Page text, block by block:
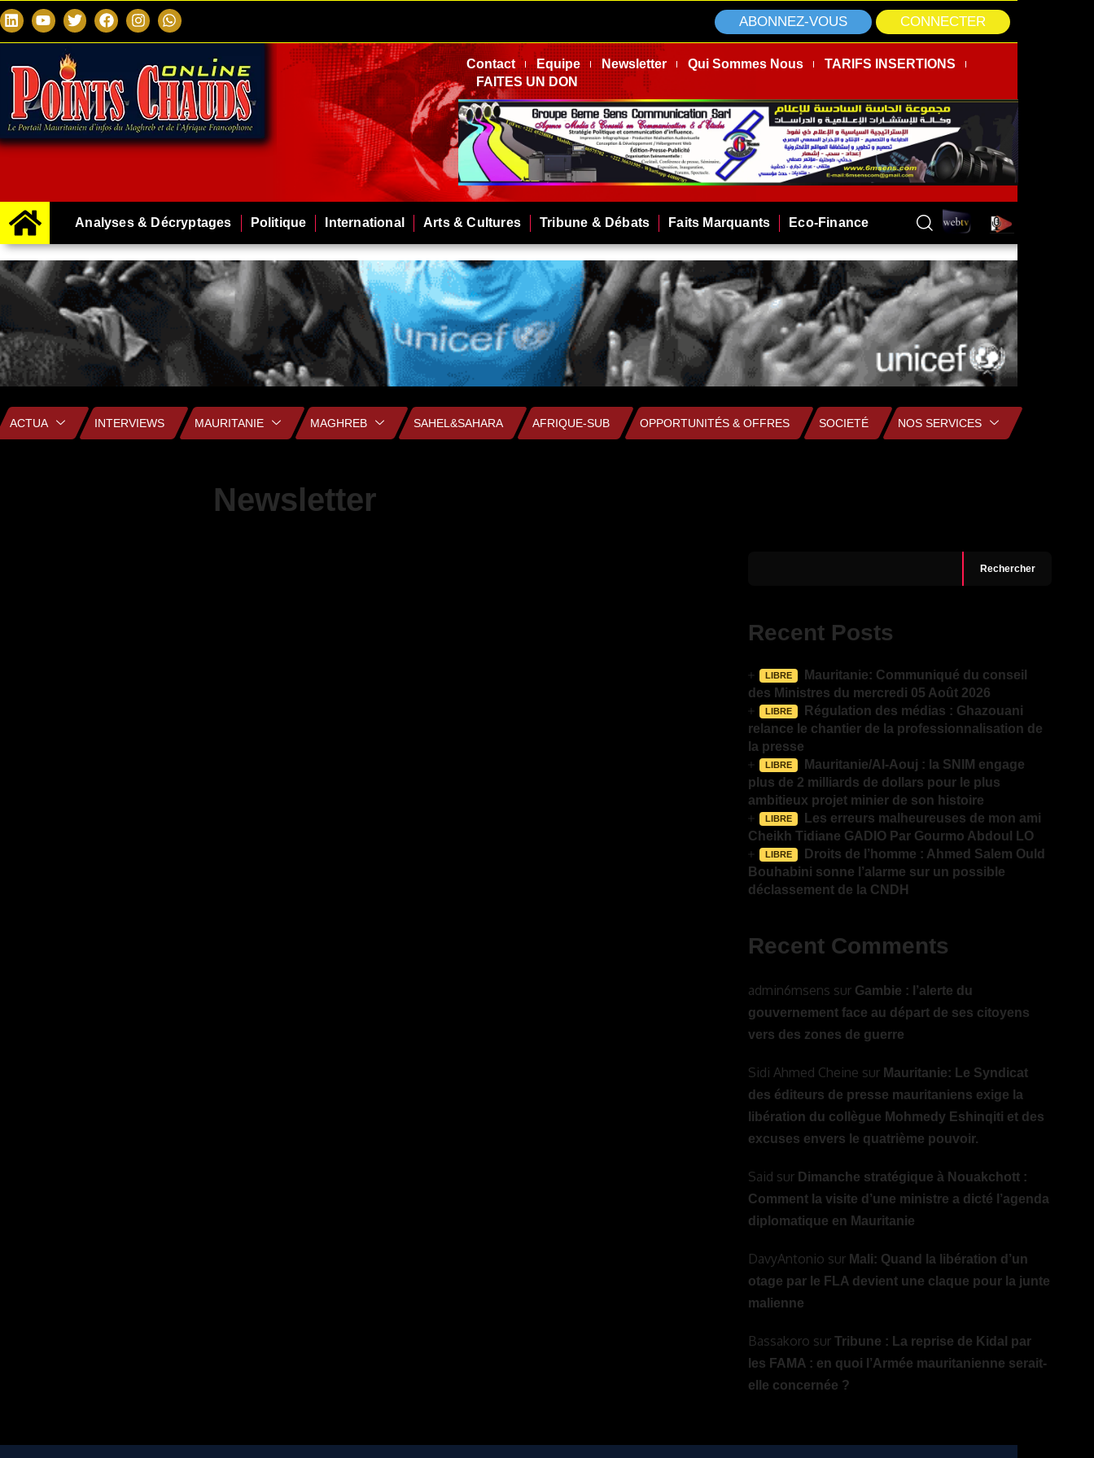
ABONNEZ-VOUS CONNECTER
Contact Equipe Newsletter Qui Sommes Nous
TARIFS INSERTIONS
FAITES UN DON
Analyses & Décryptages Politique International Arts & Cultures Tribune & Débats Faits Marquants Eco-Finance
ACTUA INTERVIEWS MAURITANIE MAGHREB SAHEL&SAHARA AFRIQUE-SUB OPPORTUNITÉS & OFFRES SOCIETÉ NOS SERVICES
Newsletter
Rechercher
Recent Posts
LIBRE
Mauritanie: Communiqué du conseil
des Ministres du mercredi 05 Août 2026
LIBRE
Régulation des médias : Ghazouani
relance le chantier de la professionnalisation de
la presse
LIBRE
Mauritanie/Al-Aouj : la SNIM engage
plus de 2 milliards de dollars pour le plus
ambitieux projet minier de son histoire
LIBRE
Les erreurs malheureuses de mon ami
Cheikh Tidiane GADIO Par Gourmo Abdoul LO
LIBRE
Droits de l’homme : Ahmed Salem Ould
Bouhabini sonne l’alarme sur un possible
déclassement de la CNDH
Recent Comments
admin6msens sur Gambie : l’alerte du
gouvernement face au départ de ses citoyens
vers des zones de guerre
Sidi Ahmed Cheine sur Mauritanie: Le Syndicat
des éditeurs de presse mauritaniens exige la
libération du collègue Mohmedy Eshinqiti et des
excuses envers le quatrième pouvoir.
Said sur Dimanche stratégique à Nouakchott :
Comment la visite d’une ministre a dicté l’agenda
diplomatique en Mauritanie
DavyAntonio sur Mali: Quand la libération d’un
otage par le FLA devient une claque pour la junte
malienne
Bassakoro sur Tribune : La reprise de Kidal par
les FAMA : en quoi l’Armée mauritanienne serait-
elle concernée ?